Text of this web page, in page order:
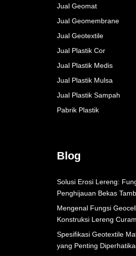
Jual Geomat
Jual Geomembrane
Jual Geotextile
Jual Plastik Cor
Jual Plastik Medis
Jual Plastik Mulsa
Jual Plastik Sampah
Pabrik Plastik
Blog
Solusi Erosi Lereng:
Penghijauan Bekas
Mengenal Fungsi
Konstruksi Lereng Curam
Spesifikasi Geotextile
yang Penting